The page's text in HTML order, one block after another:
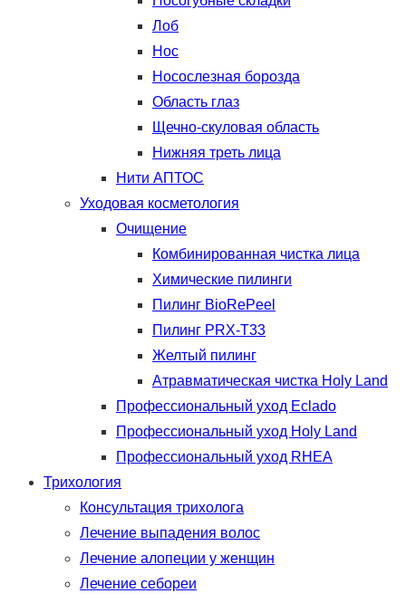
Лоб
Нос
Носослезная борозда
Область глаз
Щечно-скуловая область
Нижняя треть лица
Нити АПТОС
Уходовая косметология
Очищение
Комбинированная чистка лица
Химические пилинги
Пилинг BioRePeel
Пилинг PRX-T33
Желтый пилинг
Атравматическая чистка Holy Land
Профессиональный уход Eclado
Профессиональный уход Holy Land
Профессиональный уход RHEA
Трихология
Консультация трихолога
Лечение выпадения волос
Лечение алопеции у женщин
Лечение себореи